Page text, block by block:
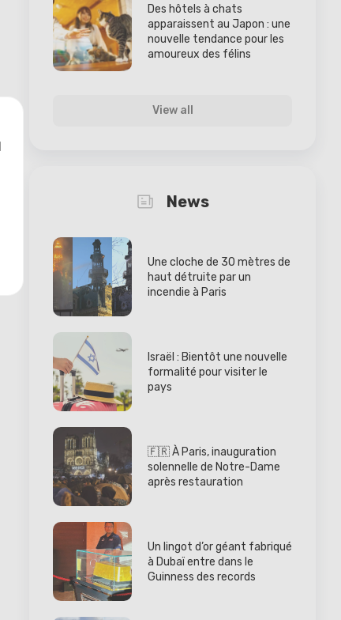
Des hôtels à chats
apparaissent au Japon : une
nouvelle tendance pour les
amoureux des félins
View all
News
Une cloche de 30 mètres de
haut détruite par un
incendie à Paris
Israël : Bientôt une nouvelle
formalité pour visiter le
pays
🇫🇷 À Paris, inauguration
solennelle de Notre-Dame
après restauration
Un lingot d’or géant fabriqué
à Dubaï entre dans le
Guinness des records